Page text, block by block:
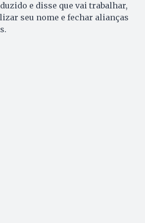
e disse que vai trabalhar,
seu nome e fechar alianças